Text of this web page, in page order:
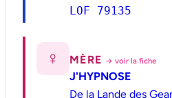
LOF 79135
♀ MÈRE → voir la fiche
J'HYPNOSE
De la Lande des